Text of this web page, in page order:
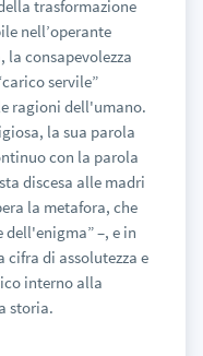
trasformazione
nell’operante
consapevolezza
servile”
ragioni dell'umano.
la sua parola
con la parola
discesa alle madri
la metafora, che
–, e in
cifra di assolutezza e
interno alla
storia.